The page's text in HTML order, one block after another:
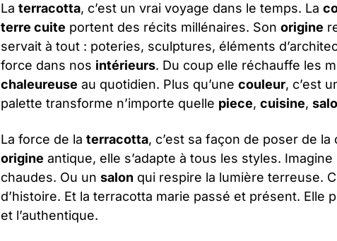
La terracotta, c’est un vrai voyage dans le temps. La
terre cuite portent des récits millénaires. Son origine
servait à tout : poteries, sculptures, éléments
force dans nos intérieurs. Du coup elle réchauffe les
chaleureuse au quotidien. Plus qu’une couleur, c’est
palette transforme n’importe quelle piece, cuisine,
La force de la terracotta, c’est sa façon de poser de
origine antique, elle s’adapte à tous les styles. Imagine
chaudes. Ou un salon qui respire la lumière terreuse.
d’histoire. Et la terracotta marie passé et présent. Elle
et l’authentique.